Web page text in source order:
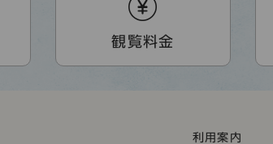
観覧料金
利用案内